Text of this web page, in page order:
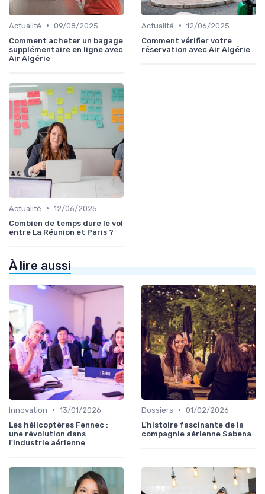
Actualité • 09/08/2025
Comment acheter un bagage
supplémentaire en ligne avec
Air Algérie
Actualité • 12/06/2025
Comment vérifier votre
réservation avec Air Algérie
Actualité • 12/06/2025
Combien de temps dure le vol
entre La Réunion et Paris ?
À lire aussi
Innovation • 13/01/2026
Les hélicoptères Fennec :
une révolution dans
l'industrie aérienne
Dossiers • 01/02/2026
L'histoire fascinante de la
compagnie aérienne Sabena